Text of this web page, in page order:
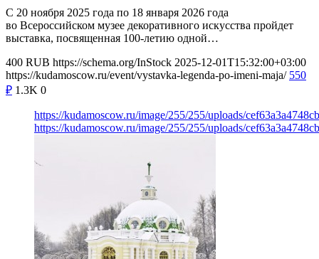
С 20 ноября 2025 года по 18 января 2026 года
во Всероссийском музее декоративного искусства пройдет
выставка, посвященная 100-летию одной…
400 RUB https://schema.org/InStock 2025-12-01T15:32:00+03:00
https://kudamoscow.ru/event/vystavka-legenda-po-imeni-maja/ 550
₽ 1.3K 0
https://kudamoscow.ru/image/255/255/uploads/
https://kudamoscow.ru/image/255/255/uploads/